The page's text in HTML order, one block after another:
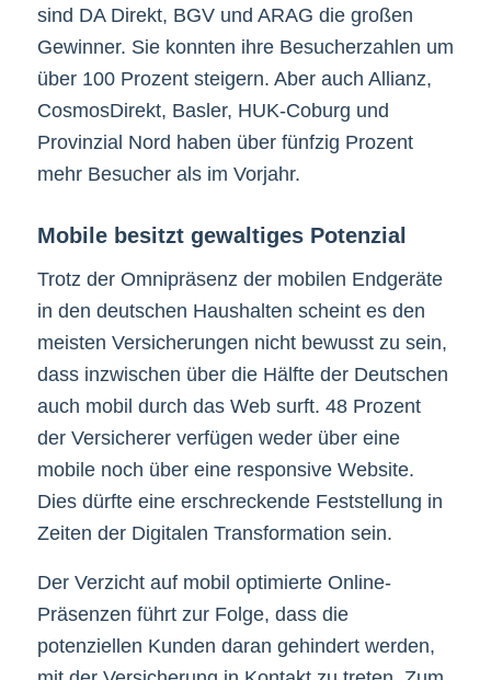
sind DA Direkt, BGV und ARAG die großen
Gewinner. Sie konnten ihre Besucherzahlen um
über 100 Prozent steigern. Aber auch Allianz,
CosmosDirekt, Basler, HUK-Coburg und
Provinzial Nord haben über fünfzig Prozent
mehr Besucher als im Vorjahr.
Mobile besitzt gewaltiges Potenzial
Trotz der Omnipräsenz der mobilen Endgeräte
in den deutschen Haushalten scheint es den
meisten Versicherungen nicht bewusst zu sein,
dass inzwischen über die Hälfte der Deutschen
auch mobil durch das Web surft. 48 Prozent
der Versicherer verfügen weder über eine
mobile noch über eine responsive Website.
Dies dürfte eine erschreckende Feststellung in
Zeiten der Digitalen Transformation sein.
Der Verzicht auf mobil optimierte Online-
Präsenzen führt zur Folge, dass die
potenziellen Kunden daran gehindert werden,